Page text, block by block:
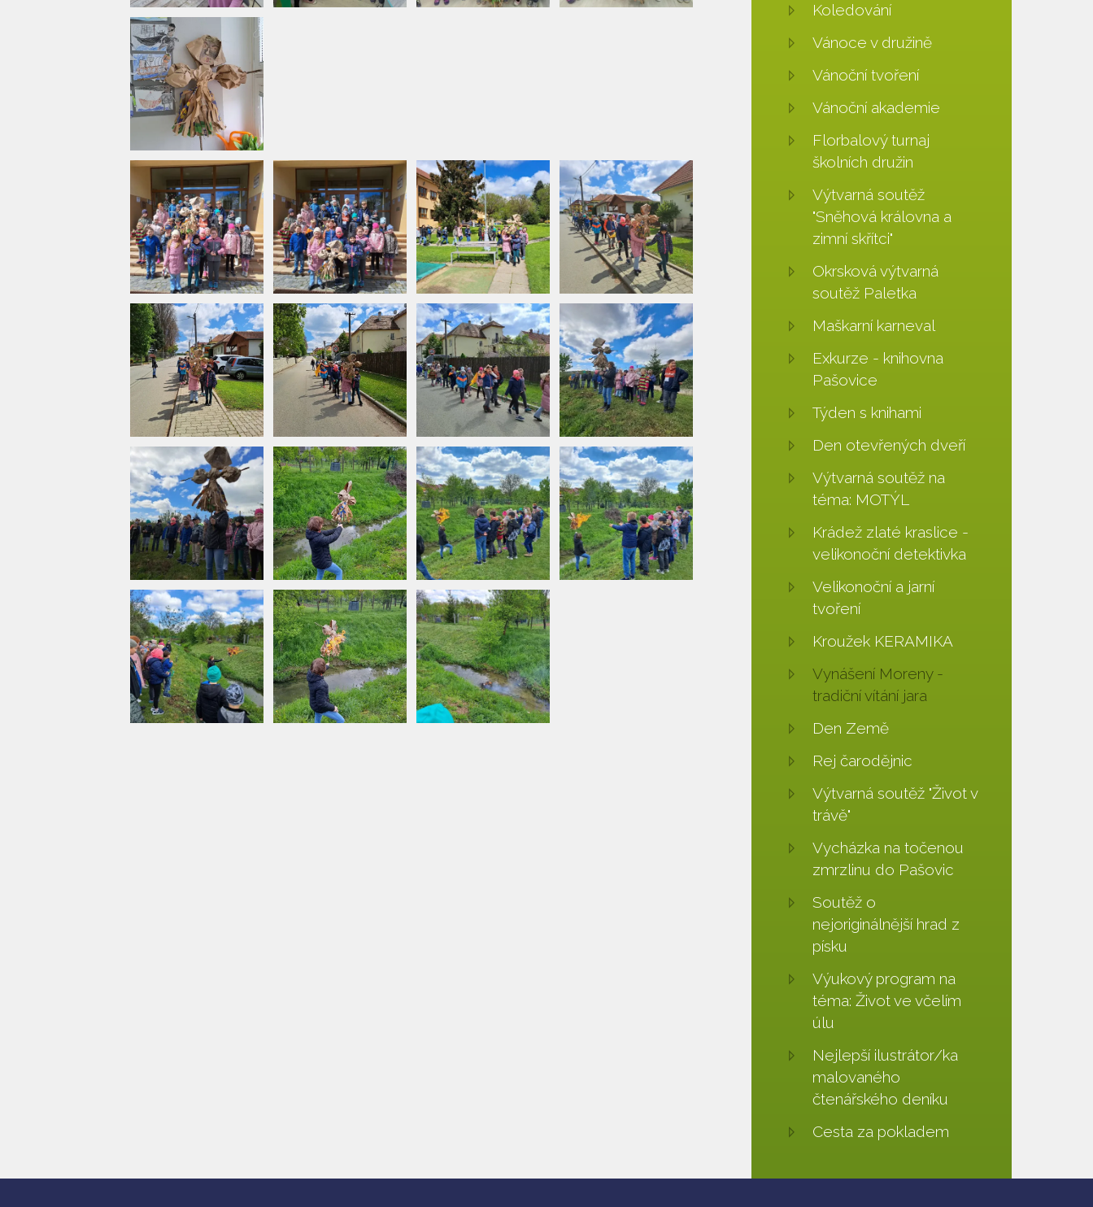
Vyhledávání na webu
Koledování
Vánoce v družině
Vánoční tvoření
Vánoční akademie
Florbalový turnaj
školních družin
Výtvarná soutěž
"Sněhová královna a
zimní skřítci"
Okrsková výtvarná
soutěž Paletka
Maškarní karneval
Exkurze - knihovna
Pašovice
Týden s knihami
Den otevřených dveří
Výtvarná soutěž na
téma: MOTÝL
Krádež zlaté kraslice -
velikonoční detektivka
Velikonoční a jarní
tvoření
Kroužek KERAMIKA
Vynášení Moreny -
tradiční vítání jara
Den Země
Rej čarodějnic
Výtvarná soutěž "Život v
trávě"
Vycházka na točenou
zmrzlinu do Pašovic
Soutěž o
nejoriginálnější hrad z
písku
Výukový program na
téma: Život ve včelím
úlu
Nejlepší ilustrátor/ka
malovaného
čtenářského deníku
Cesta za pokladem